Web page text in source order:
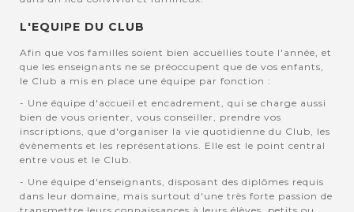
L'EQUIPE DU CLUB
Afin que vos familles soient bien accuellies toute l'année, et
que les enseignants ne se préoccupent que de vos enfants,
le Club a mis en place une équipe par fonction :
- Une équipe d'accueil et encadrement, qui se charge aussi
bien de vous orienter, vous conseiller, prendre vos
inscriptions, que d'organiser la vie quotidienne du Club, les
évènements et les représentations. Elle est le point central
entre vous et le Club.
- Une équipe d'enseignants, disposant des diplômes requis
dans leur domaine, mais surtout d'une très forte passion de